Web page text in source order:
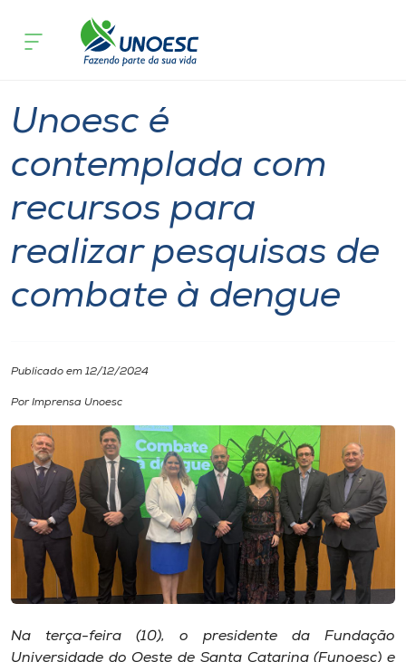
Cursos
Atendimento ao Estudante
Portal de Ensino
Internacionalização
I.nova
Diplomados
Cultura
CPA
Pesquisa
Unoesc é
contemplada com
recursos para
realizar pesquisas de
combate à dengue
Publicado em 12/12/2024
Por Imprensa Unoesc
Na terça-feira (10), o presidente da Fundação
Universidade do Oeste de Santa Catarina (Funoesc) e